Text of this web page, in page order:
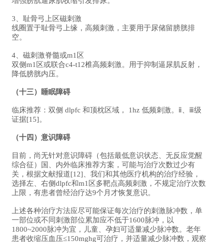
3、耻骨弓上区磁刺激
线圈置于耻骨弓上缘，高频刺激，主要用于尿储留膀胱排
空。
4、磁刺激脊髓或m1区
双侧m1区或联合c4-t12椎高频刺激。用于抑制逼尿肌反射，
降低膀胱内压。
（十三）睡眠障碍
临床推荐：双侧 dlpfc 和顶枕区域， 1hz 低频刺激。ⅱ、ⅲ级
证据[15]。
（十四）意识障碍
目前，尚无针对意识障碍（包括最低意识状态、无反应觉醒
综合征）国、内外临床推荐方案，可能与治疗次数过少有
关，根据文献报道[12]、我们和其他医疗机构的治疗经验，
选择左、右侧dlpfc和m1区多靶点高频刺激，不规定治疗次数
上限，有患者曾经治疗达9个月才恢复意识。
上述各种治疗方法应尽可能保证每次治疗的刺激脉冲数，单
一部位或不同刺激部位累加应不低于1600脉冲，以
1800~2000脉冲为宜，儿童、孕妇可适量减少脉冲数。老年
患者收缩压血压≤150mghg可治疗，并适量减少脉冲数，观察